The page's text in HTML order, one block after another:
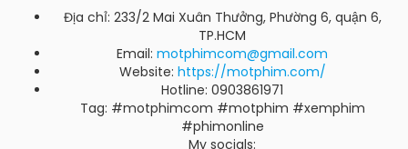
Địa chỉ: 233/2 Mai Xuân Thưởng, Phường 6, quận 6,
TP.HCM
Email: motphimcom@gmail.com
Website: https://motphim.com/
Hotline: 0903861971
Tag: #motphimcom #motphim #xemphim
#phimonline
My socials: